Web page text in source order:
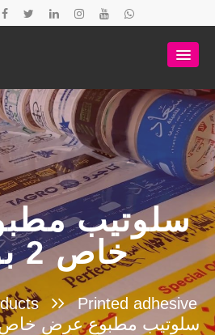
سلوتيب
خاص 2 بوصه
Printed adhesive
سلوتيب مطبوع عرض خاص 2